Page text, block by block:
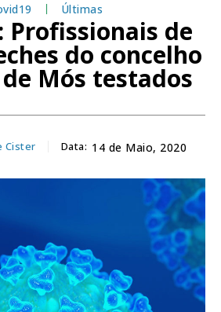
Últimas
Profissionais de
do concelho
Mós testados
Cister Data: 14 de Maio, 2020